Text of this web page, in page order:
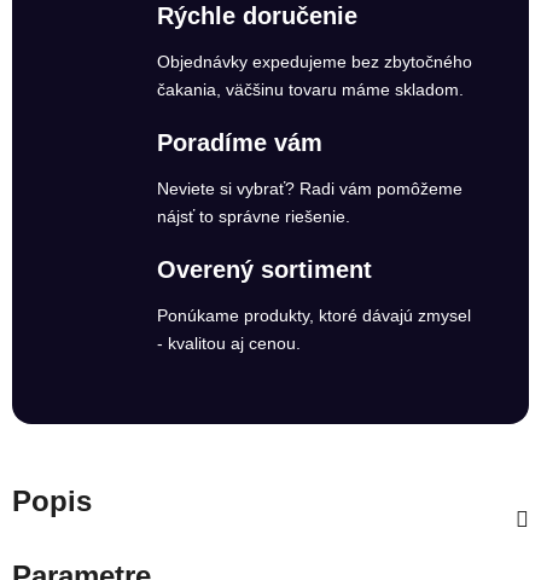
Rýchle doručenie
Objednávky expedujeme bez zbytočného
čakania, väčšinu tovaru máme skladom.
Poradíme vám
Neviete si vybrať? Radi vám pomôžeme
nájsť to správne riešenie.
Overený sortiment
Ponúkame produkty, ktoré dávajú zmysel
- kvalitou aj cenou.
Popis